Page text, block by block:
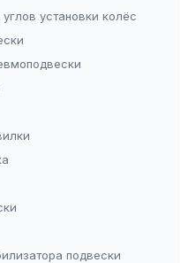
установки колёс
подвески